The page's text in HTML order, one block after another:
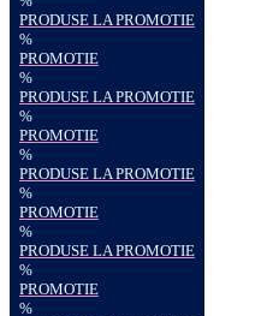
PRODUSE LA PROMOTIE
%
PROMOTIE
%
PRODUSE LA PROMOTIE
%
PROMOTIE
%
PRODUSE LA PROMOTIE
%
PROMOTIE
%
PRODUSE LA PROMOTIE
%
PROMOTIE
%